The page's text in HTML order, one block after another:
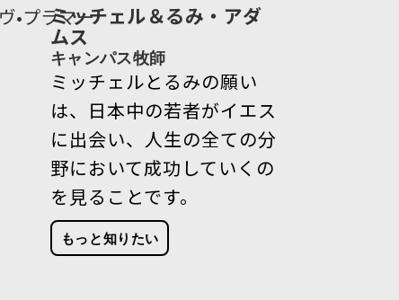
ミッチェル＆るみ・アダ
ムス
キャンパス牧師
ミッチェルとるみの願い
は、日本中の若者がイエス
に出会い、人生の全ての分
野において成功していくの
を見ることです。
もっと知りたい